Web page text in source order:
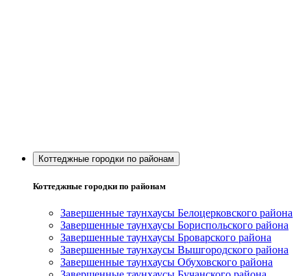
Коттеджные городки по районам
Коттеджные городки по районам
Завершенные таунхаусы Белоцерковского района
Завершенные таунхаусы Бориспольского района
Завершенные таунхаусы Броварского района
Завершенные таунхаусы Вышгородского района
Завершенные таунхаусы Обуховского района